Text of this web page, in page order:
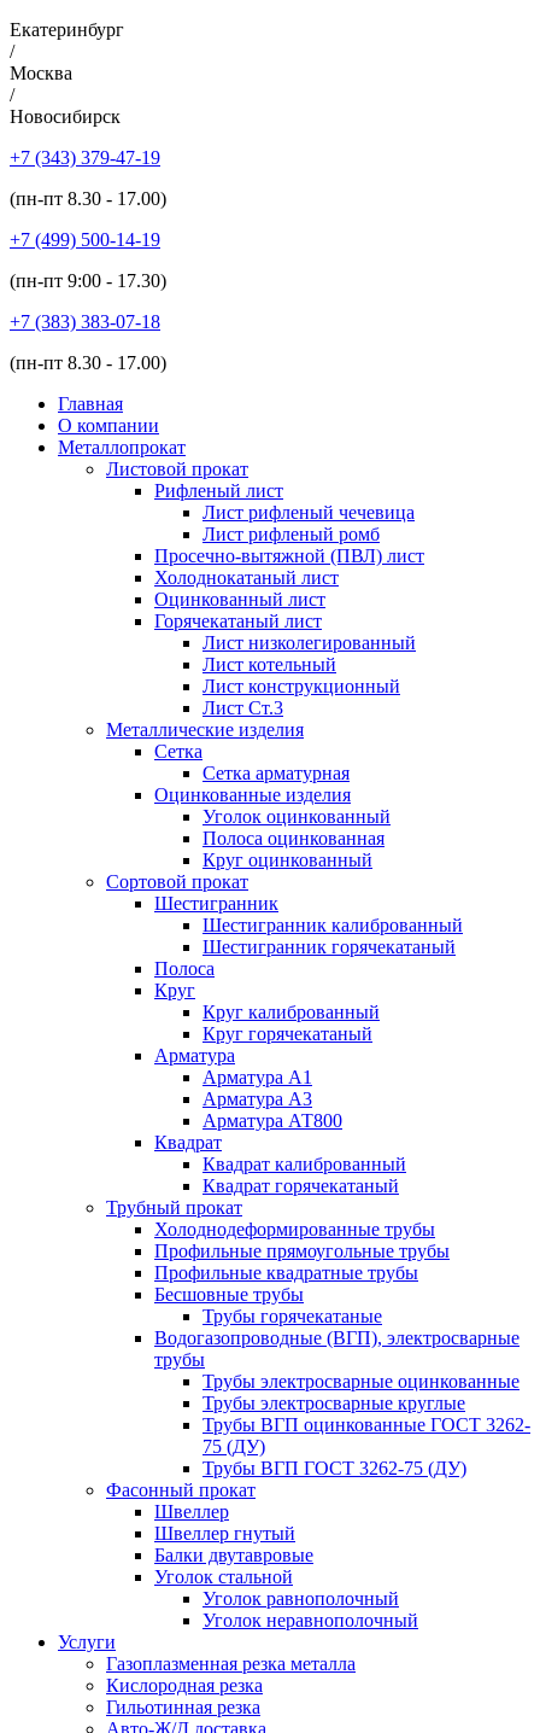
Екатеринбург
/
Москва
/
Новосибирск
+7 (343) 379-47-19
(пн-пт 8.30 - 17.00)
+7 (499) 500-14-19
(пн-пт 9:00 - 17.30)
+7 (383) 383-07-18
(пн-пт 8.30 - 17.00)
Главная
О компании
Металлопрокат
Листовой прокат
Рифленый лист
Лист рифленый чечевица
Лист рифленый ромб
Просечно-вытяжной (ПВЛ) лист
Холоднокатаный лист
Оцинкованный лист
Горячекатаный лист
Лист низколегированный
Лист котельный
Лист конструкционный
Лист Ст.3
Металлические изделия
Сетка
Сетка арматурная
Оцинкованные изделия
Уголок оцинкованный
Полоса оцинкованная
Круг оцинкованный
Сортовой прокат
Шестигранник
Шестигранник калиброванный
Шестигранник горячекатаный
Полоса
Круг
Круг калиброванный
Круг горячекатаный
Арматура
Арматура А1
Арматура А3
Арматура АТ800
Квадрат
Квадрат калиброванный
Квадрат горячекатаный
Трубный прокат
Холоднодеформированные трубы
Профильные прямоугольные трубы
Профильные квадратные трубы
Бесшовные трубы
Трубы горячекатаные
Водогазопроводные (ВГП), электросварные
трубы
Трубы электросварные оцинкованные
Трубы электросварные круглые
Трубы ВГП оцинкованные ГОСТ 3262-
75 (ДУ)
Трубы ВГП ГОСТ 3262-75 (ДУ)
Фасонный прокат
Швеллер
Швеллер гнутый
Балки двутавровые
Уголок стальной
Уголок равнополочный
Уголок неравнополочный
Услуги
Газоплазменная резка металла
Кислородная резка
Гильотинная резка
Авто-Ж/Д доставка